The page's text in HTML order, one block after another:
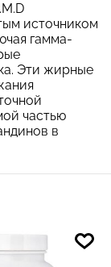
источником
гамма-
Эти жирные
частью
в